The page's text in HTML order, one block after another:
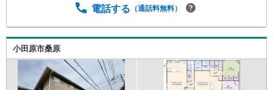
電話する （通話料無料）
小田原市桑原